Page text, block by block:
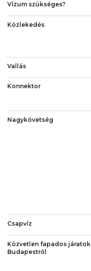
Vízum szükséges?
Közlekedés
Vallás
Konnektor
Nagykövetség
Csapvíz
Közvetlen fapados járatok
Budapestről